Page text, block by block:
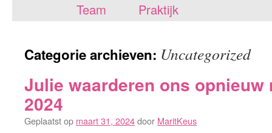
Team
Praktijk
Categorie archieven: Uncategorized
Julie waarderen ons opnieuw
2024
Geplaatst op maart 31, 2024door MaritKeus